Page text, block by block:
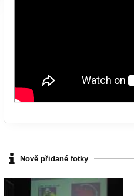
Nově přidané fotky